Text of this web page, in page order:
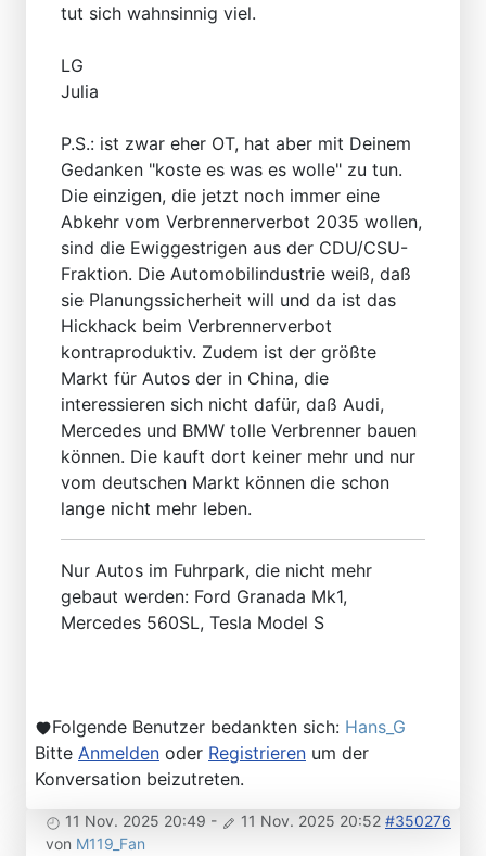
tut sich wahnsinnig viel.
LG
Julia
P.S.: ist zwar eher OT, hat aber mit Deinem
Gedanken "koste es was es wolle" zu tun.
Die einzigen, die jetzt noch immer eine
Abkehr vom Verbrennerverbot 2035 wollen,
sind die Ewiggestrigen aus der CDU/CSU-
Fraktion. Die Automobilindustrie weiß, daß
sie Planungssicherheit will und da ist das
Hickhack beim Verbrennerverbot
kontraproduktiv. Zudem ist der größte
Markt für Autos der in China, die
interessieren sich nicht dafür, daß Audi,
Mercedes und BMW tolle Verbrenner bauen
können. Die kauft dort keiner mehr und nur
vom deutschen Markt können die schon
lange nicht mehr leben.
Nur Autos im Fuhrpark, die nicht mehr
gebaut werden: Ford Granada Mk1,
Mercedes 560SL, Tesla Model S
Folgende Benutzer bedankten sich: Hans_G
Bitte Anmelden oder Registrieren um der
Konversation beizutreten.
11 Nov. 2025 20:49 - 11 Nov. 2025 20:52 #350276
von M119_Fan